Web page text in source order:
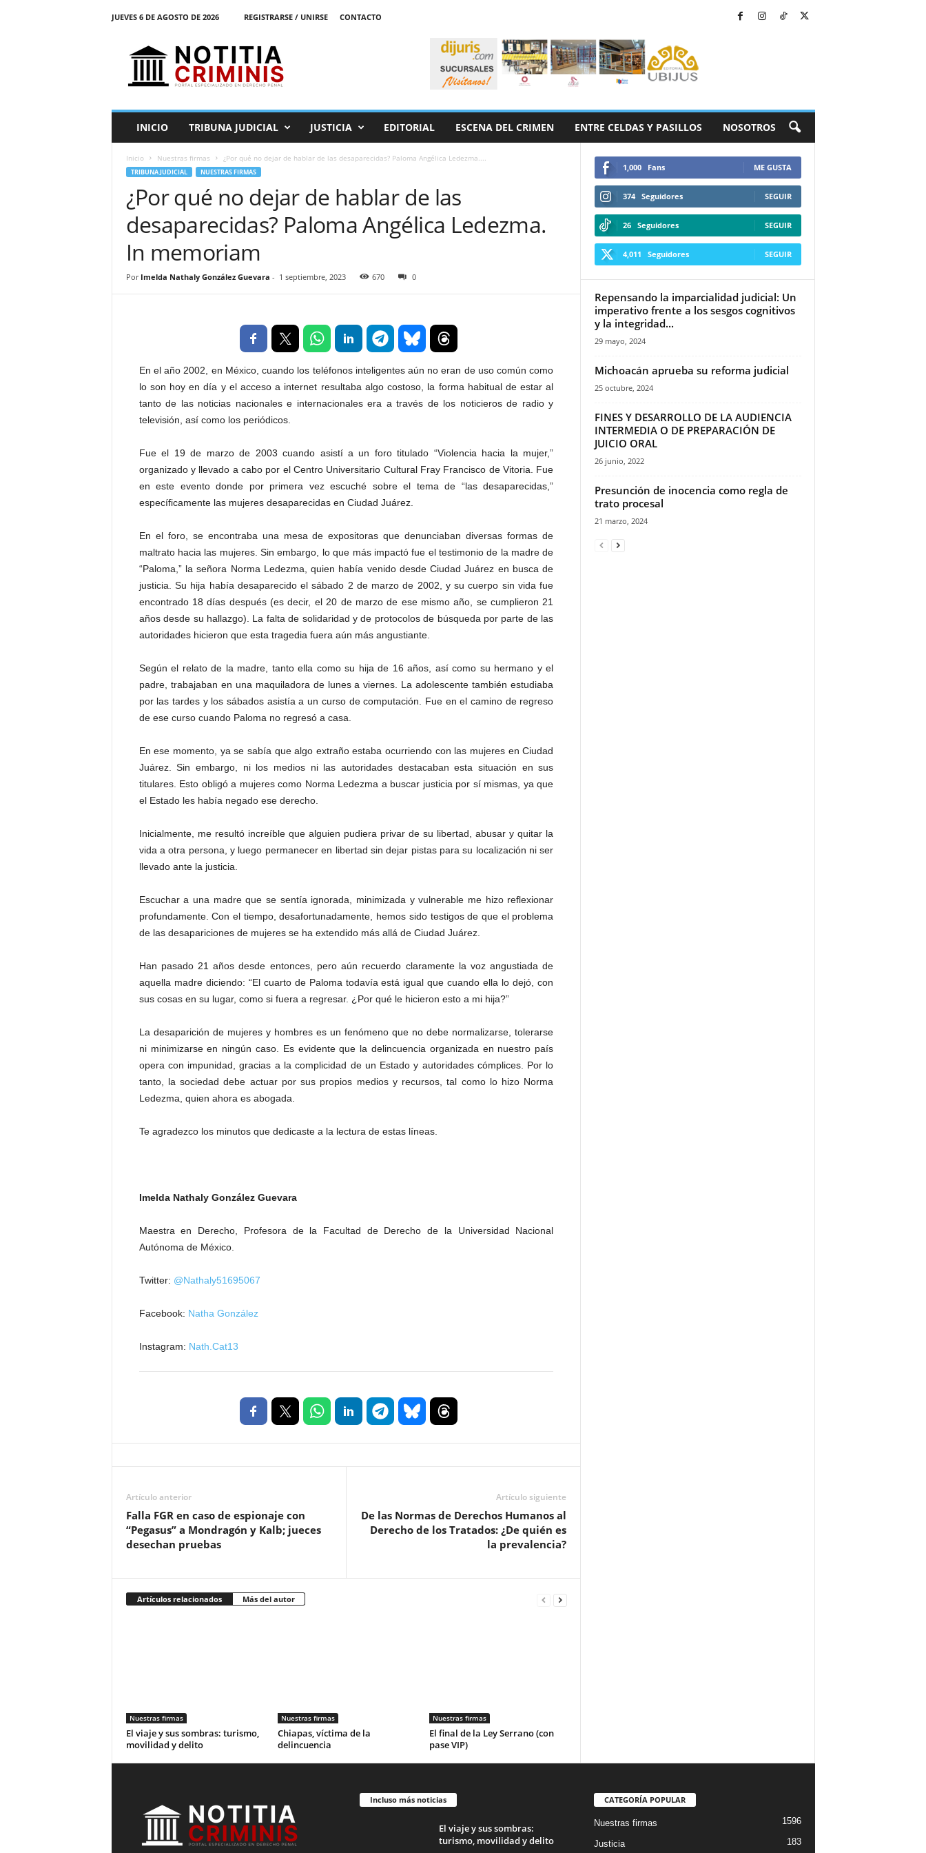
JUEVES 6 DE AGOSTO DE 2026 REGISTRARSE / UNIRSE
CONTACTO
o
INICIO TRIBUNA JUDICIAL JUSTICIA EDITORIAL ESCENA DEL CRIMEN ENTRE CELDAS Y PASILLOS NOSOTROS
Inicio Nuestras firmas ¿Por qué no dejar de hablar de las desaparecidas? Paloma Angélica Ledezma....
TRIBUNA JUDICIAL NUESTRAS FIRMAS
¿Por qué no dejar de hablar de las
desaparecidas? Paloma Angélica Ledezma.
In memoriam
Por Imelda Nathaly González Guevara - 1 septiembre, 2023 670 0
En el año 2002, en México, cuando los teléfonos inteligentes aún no eran de uso común como
lo son hoy en día y el acceso a internet resultaba algo costoso, la forma habitual de estar al
tanto de las noticias nacionales e internacionales era a través de los noticieros de radio y
televisión, así como los periódicos.
Fue el 19 de marzo de 2003 cuando asistí a un foro titulado “Violencia hacia la mujer,”
organizado y llevado a cabo por el Centro Universitario Cultural Fray Francisco de Vitoria. Fue
en este evento donde por primera vez escuché sobre el tema de “las desaparecidas,”
específicamente las mujeres desaparecidas en Ciudad Juárez.
En el foro, se encontraba una mesa de expositoras que denunciaban diversas formas de
maltrato hacia las mujeres. Sin embargo, lo que más impactó fue el testimonio de la madre de
“Paloma,” la señora Norma Ledezma, quien había venido desde Ciudad Juárez en busca de
justicia. Su hija había desaparecido el sábado 2 de marzo de 2002, y su cuerpo sin vida fue
encontrado 18 días después (es decir, el 20 de marzo de ese mismo año, se cumplieron 21
años desde su hallazgo). La falta de solidaridad y de protocolos de búsqueda por parte de las
autoridades hicieron que esta tragedia fuera aún más angustiante.
Según el relato de la madre, tanto ella como su hija de 16 años, así como su hermano y el
padre, trabajaban en una maquiladora de lunes a viernes. La adolescente también estudiaba
por las tardes y los sábados asistía a un curso de computación. Fue en el camino de regreso
de ese curso cuando Paloma no regresó a casa.
En ese momento, ya se sabía que algo extraño estaba ocurriendo con las mujeres en Ciudad
Juárez. Sin embargo, ni los medios ni las autoridades destacaban esta situación en sus
titulares. Esto obligó a mujeres como Norma Ledezma a buscar justicia por sí mismas, ya que
el Estado les había negado ese derecho.
Inicialmente, me resultó increíble que alguien pudiera privar de su libertad, abusar y quitar la
vida a otra persona, y luego permanecer en libertad sin dejar pistas para su localización ni ser
llevado ante la justicia.
Escuchar a una madre que se sentía ignorada, minimizada y vulnerable me hizo reflexionar
profundamente. Con el tiempo, desafortunadamente, hemos sido testigos de que el problema
de las desapariciones de mujeres se ha extendido más allá de Ciudad Juárez.
Han pasado 21 años desde entonces, pero aún recuerdo claramente la voz angustiada de
aquella madre diciendo: “El cuarto de Paloma todavía está igual que cuando ella lo dejó, con
sus cosas en su lugar, como si fuera a regresar. ¿Por qué le hicieron esto a mi hija?”
La desaparición de mujeres y hombres es un fenómeno que no debe normalizarse, tolerarse
ni minimizarse en ningún caso. Es evidente que la delincuencia organizada en nuestro país
opera con impunidad, gracias a la complicidad de un Estado y autoridades cómplices. Por lo
tanto, la sociedad debe actuar por sus propios medios y recursos, tal como lo hizo Norma
Ledezma, quien ahora es abogada.
Te agradezco los minutos que dedicaste a la lectura de estas líneas.
Imelda Nathaly González Guevara
Maestra en Derecho, Profesora de la Facultad de Derecho de la Universidad Nacional
Autónoma de México.
Twitter: @Nathaly51695067
Facebook: Natha González
Instagram: Nath.Cat13
Artículo anterior
Falla FGR en caso de espionaje con
“Pegasus” a Mondragón y Kalb; jueces
desechan pruebas
Artículo siguiente
De las Normas de Derechos Humanos al
Derecho de los Tratados: ¿De quién es
la prevalencia?
Artículos relacionados Más del autor
Nuestras firmas
El viaje y sus sombras: turismo,
movilidad y delito
Nuestras firmas
Chiapas, víctima de la
delincuencia
Nuestras firmas
El final de la Ley Serrano (con
pase VIP)
1,000 Fans ME GUSTA
374 Seguidores SEGUIR
26 Seguidores SEGUIR
4,011 Seguidores SEGUIR
Repensando la imparcialidad judicial: Un
imperativo frente a los sesgos cognitivos
y la integridad...
29 mayo, 2024
Michoacán aprueba su reforma judicial
25 octubre, 2024
FINES Y DESARROLLO DE LA AUDIENCIA
INTERMEDIA O DE PREPARACIÓN DE
JUICIO ORAL
26 junio, 2022
Presunción de inocencia como regla de
trato procesal
21 marzo, 2024
Incluso más noticias
El viaje y sus sombras:
turismo, movilidad y delito
CATEGORÍA POPULAR
Nuestras firmas 1596
Justicia 183